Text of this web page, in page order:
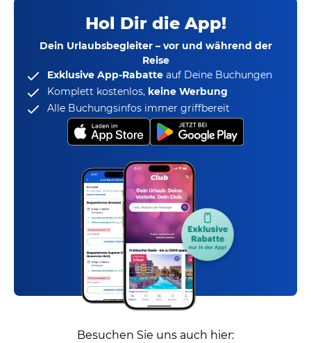
Hol Dir die App!
Dein Urlaubsbegleiter – vor und während der
Reise
Exklusive App-Rabatte auf Deine Buchungen
Komplett kostenlos, keine Werbung
Alle Buchungsinfos immer griffbereit
Besuchen Sie uns auch hier: